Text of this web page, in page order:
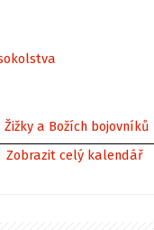
a Božích bojovníků
Zobrazit celý kalendář